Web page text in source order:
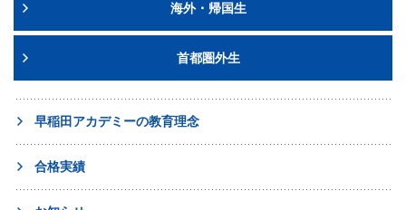
海外・帰国生
首都圏外生
早稲田アカデミーの教育理念
合格実績